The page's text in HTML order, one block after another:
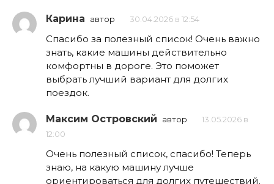
Карина автор 30.04.2026 в 12:54
Спасибо за полезный список! Очень важно
знать, какие машины действительно
комфортны в дороге. Это поможет
выбрать лучший вариант для долгих
поездок.
Максим Островский автор
13.05.2026 в
12:00
Очень полезный список, спасибо! Теперь
знаю, на какую машину лучше
ориентироваться для долгих путешествий.